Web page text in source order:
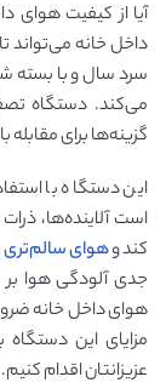
آیا از کیفیت هوای
داخل خانه می‌تواند
سرد سال و با بسته
می‌کند. دستگاه
گزینه‌ها برای
این دستگاه با
است آلاینده‌ها،
کند وهوای سالم‌تری
جدی آلودگی هوا بر
هوای داخل خانه
مزایای این دستگاه
عزیزانتان اقدام کنیم.